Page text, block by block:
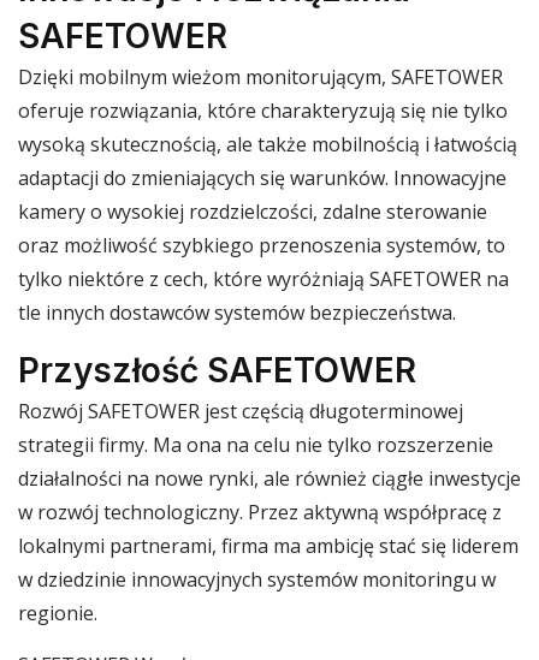
SAFETOWER
Dzięki mobilnym wieżom monitorującym, SAFETOWER
oferuje rozwiązania, które charakteryzują się nie tylko
wysoką skutecznością, ale także mobilnością i łatwością
adaptacji do zmieniających się warunków. Innowacyjne
kamery o wysokiej rozdzielczości, zdalne sterowanie
oraz możliwość szybkiego przenoszenia systemów, to
tylko niektóre z cech, które wyróżniają SAFETOWER na
tle innych dostawców systemów bezpieczeństwa.
Przyszłość SAFETOWER
Rozwój SAFETOWER jest częścią długoterminowej
strategii firmy. Ma ona na celu nie tylko rozszerzenie
działalności na nowe rynki, ale również ciągłe inwestycje
w rozwój technologiczny. Przez aktywną współpracę z
lokalnymi partnerami, firma ma ambicję stać się liderem
w dziedzinie innowacyjnych systemów monitoringu w
regionie.